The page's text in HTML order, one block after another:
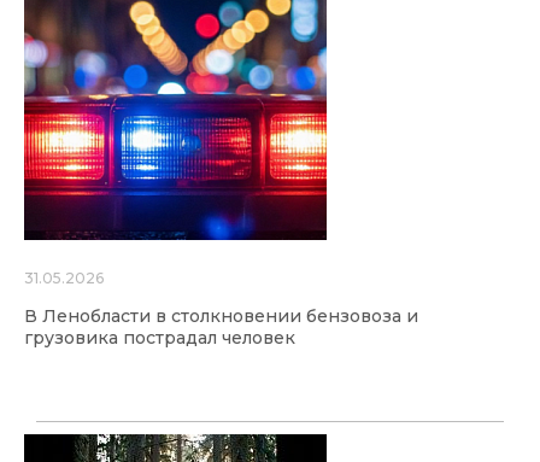
31.05.2026
В Ленобласти в столкновении бензовоза и
грузовика пострадал человек